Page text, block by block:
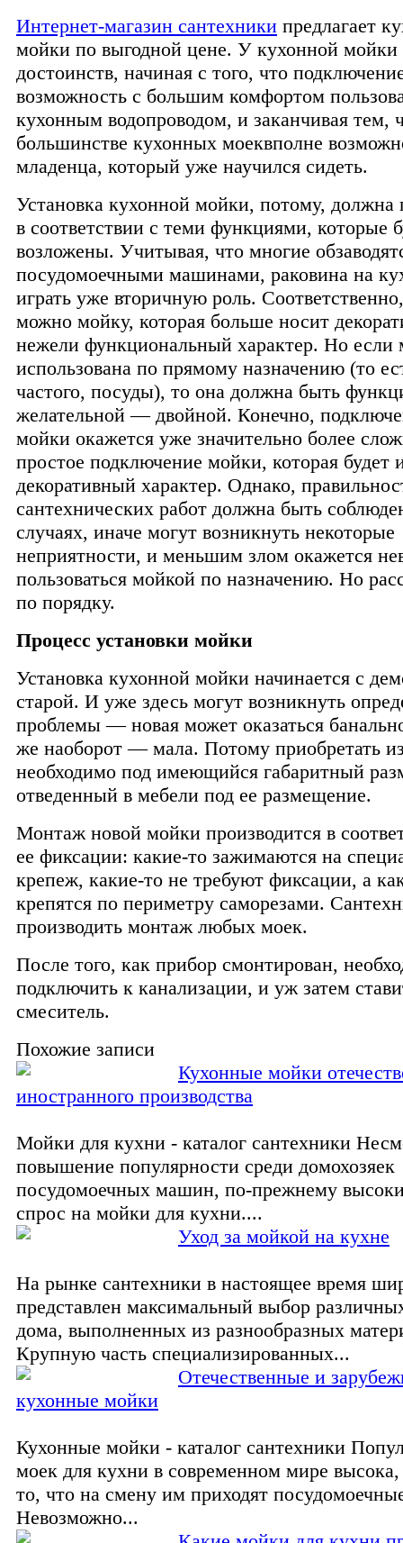
Интернет-магазин сантехники предлагает
мойки по выгодной цене. У кухонной мойки
достоинств, начиная с того, что
возможность с большим комфортом
кухонным водопроводом, и заканчивая тем,
большинстве кухонных моеквполне
младенца, который уже научился сидеть.
Установка кухонной мойки, потому, должна
в соответствии с теми функциями, которые
возложены. Учитывая, что многие
посудомоечными машинами, раковина на
играть уже вторичную роль.
можно мойку, которая больше носит
нежели функциональный характер. Но если
использована по прямому назначению (то
частого, посуды), то она должна быть
желательной — двойной. Конечно,
мойки окажется уже значительно более
простое подключение мойки, которая будет
декоративный характер. Однако,
сантехнических работ должна быть
случаях, иначе могут возникнуть некоторые
неприятности, и меньшим злом окажется
пользоваться мойкой по назначению. Но
по порядку.
Процесс установки мойки
Установка кухонной мойки начинается с
старой. И уже здесь могут возникнуть
проблемы — новая может оказаться
же наоборот — мала. Потому приобретать
необходимо под имеющийся габаритный
отведенный в мебели под ее размещение.
Монтаж новой мойки производится в
ее фиксации: какие-то зажимаются на
крепеж, какие-то не требуют фиксации, а
крепятся по периметру саморезами.
производить монтаж любых моек.
После того, как прибор смонтирован,
подключить к канализации, и уж затем
смеситель.
Похожие записи
Кухонные мойки
иностранного производства
Мойки для кухни - каталог сантехники
повышение популярности среди домохозяек
посудомоечных машин, по-прежнему
спрос на мойки для кухни....
Уход за мойкой на кухне
На рынке сантехники в настоящее время
представлен максимальный выбор
дома, выполненных из разнообразных
Крупную часть специализированных...
Отечественные и
кухонные мойки
Кухонные мойки - каталог сантехники
моек для кухни в современном мире
то, что на смену им приходят
Невозможно...